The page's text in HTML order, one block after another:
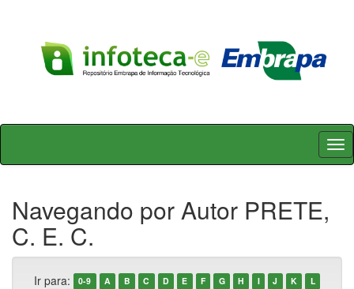
Skip
Navegando por Autor PRETE,
C. E. C.
Ir para: 0-9 A B C D E F G H I J K
L